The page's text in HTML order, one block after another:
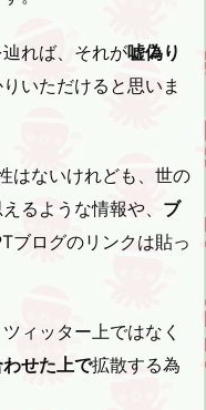
れば、それが嘘偽り
いただけると思いま
はないけれども、世の
るような情報や、 ブ
ブログのリンクは貼っ
ィッター上ではなく
せた上で拡散する為